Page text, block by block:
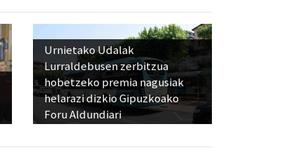
Urnietako Udalak
Lurraldebusen zerbitzua
hobetzeko premia nagusiak
helarazi dizkio Gipuzkoako
Foru Aldundiari